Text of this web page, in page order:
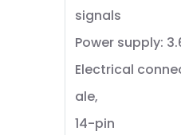
signals
Power supply:
Electrical
ale,
14-pin